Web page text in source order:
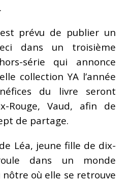
prévu de publier un
dans un troisième
série qui annonce
collection YA l’année
du livre seront
Rouge, Vaud, afin de
de partage.
Léa, jeune fille de dix-
dans un monde
où elle se retrouve